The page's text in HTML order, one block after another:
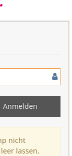
nicht
lassen,